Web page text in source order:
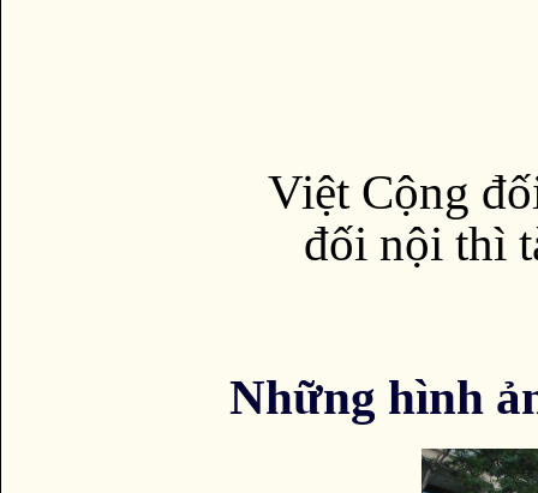
Việt Cộng
đối nội thì
Những hình